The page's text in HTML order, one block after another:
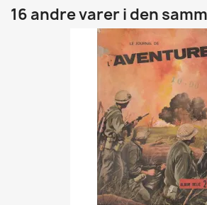
16 andre varer i den